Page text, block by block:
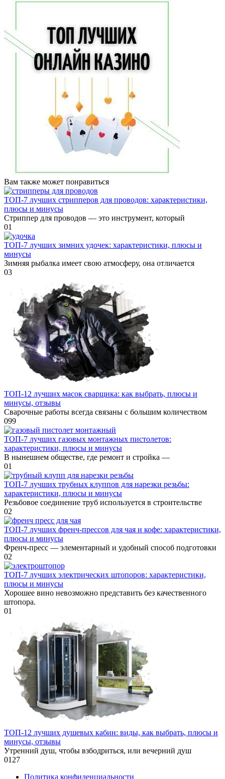
Вам также может понравиться
ТОП-7 лучших стрипперов для проводов: характеристики,
плюсы и минусы
Стриппер для проводов — это инструмент, который
01
ТОП-7 лучших зимних удочек: характеристики, плюсы и
минусы
Зимняя рыбалка имеет свою атмосферу, она отличается
03
ТОП-12 лучших масок сварщика: как выбрать, плюсы и
минусы, отзывы
Сварочные работы всегда связаны с большим количеством
099
ТОП-7 лучших газовых монтажных пистолетов:
характеристики, плюсы и минусы
В нынешнем обществе, где ремонт и стройка —
01
ТОП-7 лучших трубных клуппов для нарезки резьбы:
характеристики, плюсы и минусы
Резьбовое соединение труб используется в строительстве
02
ТОП-7 лучших френч-прессов для чая и кофе: характеристики,
плюсы и минусы
Френч-пресс — элементарный и удобный способ подготовки
02
ТОП-7 лучших электрических штопоров: характеристики,
плюсы и минусы
Хорошее вино невозможно представить без качественного
штопора.
01
ТОП-12 лучших душевых кабин: виды, как выбрать, плюсы и
минусы, отзывы
Утренний душ, чтобы взбодриться, или вечерний душ
0127
Политика конфиденциальности